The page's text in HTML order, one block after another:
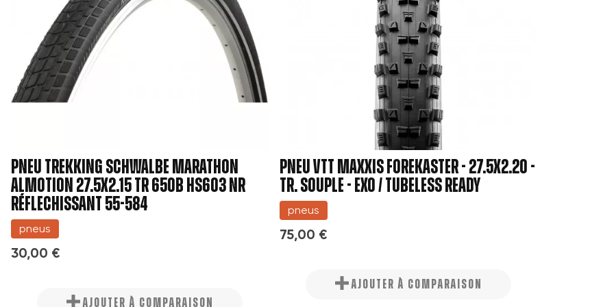
Créer une nouvelle liste
Annuler
Créer une liste d'envies
Annuler
PNEU TREKKING SCHWALBE MARATHON
ALMOTION 27.5x2.15 TR 650B HS603 NR
RÉFLECHISSANT 55-584
pneus
30,00 €
AJOUTER À COMPARAISON
Pneu VTT MAXXIS FOREKASTER - 27.5x2.20 -
tr. souple - Exo / Tubeless Ready
pneus
75,00 €
AJOUTER À COMPARAISON